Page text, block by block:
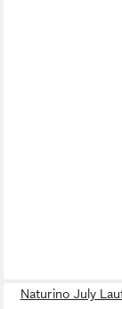
Naturino July